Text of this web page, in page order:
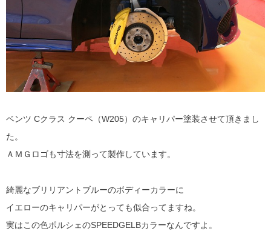
ベンツ Cクラス クーペ（W205）のキャリパー塗装させて頂きまし
た。
ＡＭＧロゴも寸法を測って製作しています。
綺麗なブリリアントブルーのボディーカラーに
イエローのキャリパーがとっても似合ってますね。
実はこの色ポルシェのSPEEDGELBカラーなんですよ。